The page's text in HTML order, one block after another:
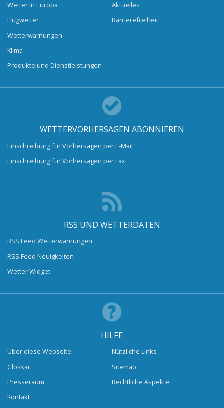
Wetter in Europa
Flugwetter
Wetterwarnungen
Klima
Produkte und Dienstleistungen
Aktuelles
Barrierefreiheit
WETTERVORHERSAGEN ABONNIEREN
Einschreibung für Vorhersagen per E-Mail
Einschreibung für Vorhersagen per Fax
RSS UND WETTERDATEN
RSS Feed Wetterwarnungen
RSS Feed Neuigkeiten
Wetter Widget
HILFE
Über diese Webseite
Glossar
Presseraum
Kontakt
Nützliche Links
Sitemap
Rechtliche Aspekte